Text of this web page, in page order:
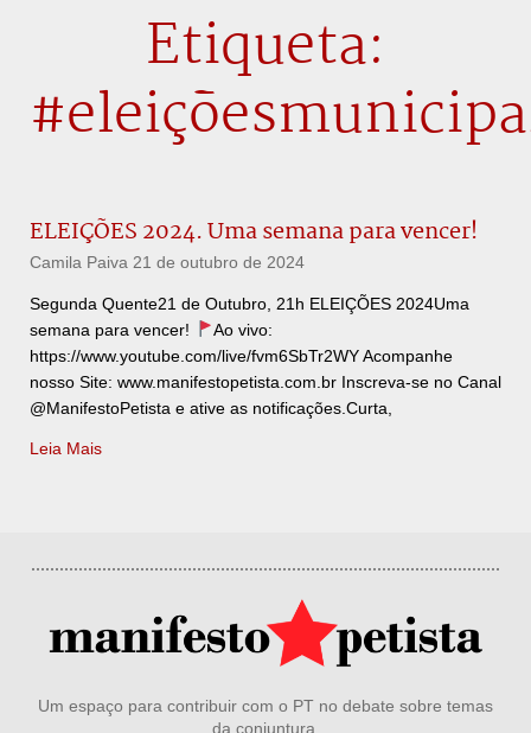
Etiqueta:
ELEIÇÕES 2024. Uma semana para vencer!
Camila Paiva 21 de outubro de 2024
Segunda Quente21 de Outubro, 21h ELEIÇÕES 2024Uma
semana para vencer!
Ao vivo:
https://www.youtube.com/live/fvm6SbTr2WY Acompanhe
nosso Site: www.manifestopetista.com.br Inscreva-se no Canal
@ManifestoPetista e ative as notificações.Curta,
Leia Mais
Um espaço para contribuir com o PT no debate sobre temas
da conjuntura.